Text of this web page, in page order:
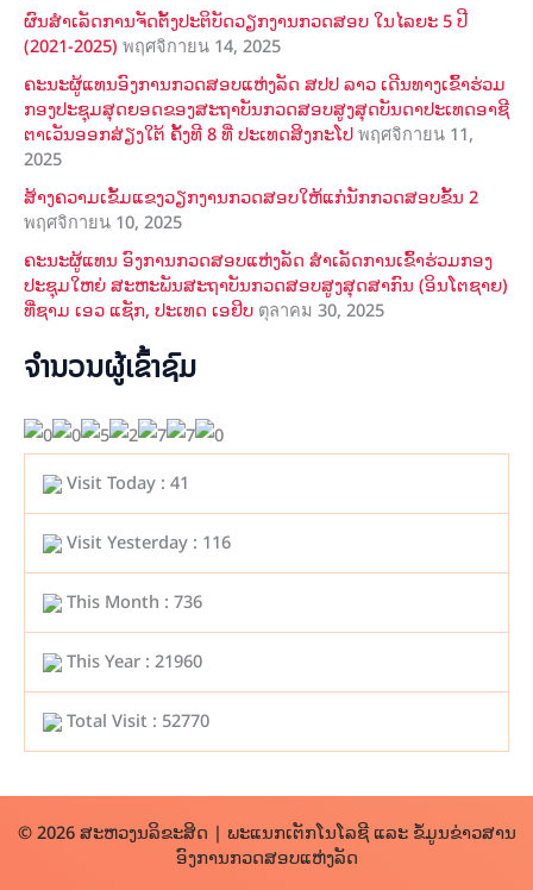
ຜົນສໍາເລັດການຈັດຕັ້ງປະຕິບັດວຽກງານກວດສອບ ໃນໄລຍະ 5 ປີ
(2021-2025) พฤศจิกายน 14, 2025
ຄະນະຜູ້ແທນອົງການກວດສອບແຫ່ງລັດ ສປປ ລາວ ເດີນທາງເຂົ້າຮ່ວມ
ກອງປະຊຸມສຸດຍອດຂອງສະຖາບັນກວດສອບສູງສຸດບັນດາປະເທດອາຊີ
ຕາເວັນອອກສ່ຽງໃຕ້ ຄັ້ງທີ 8 ທີ່ ປະເທດສິງກະໂປพฤศจิกายน 11,
2025
ສ້າງຄວາມເຂັ້ມແຂງວຽກງານກວດສອບໃຫ້ແກ່ນັກກວດສອບຂັ້ນ 2
พฤศจิกายน 10, 2025
ຄະນະຜູ້ແທນ ອົງການກວດສອບແຫ່ງລັດ ສຳເລັດການເຂົ້າຮ່ວມກອງ
ປະຊຸມໃຫຍ່ ສະຫະພັນສະຖາບັນກວດສອບສູງສຸດສາກົນ (ອິນໂຕຊາຍ)
ທີ່ຊາມ ເອວ ແຊັກ, ປະເທດ ເອຢິບ ตุลาคม 30, 2025
ຈຳນວນຜູ້ເຂົ້າຊົມ
Visit Today : 41
Visit Yesterday : 116
This Month : 736
This Year : 21960
Total Visit : 52770
© 2026 ສະຫວງນລິຂະສິດ | ພະແນກເຕັກໂນໂລຊີ ແລະ ຂໍ້ມູນຂ່າວສານ
ອົງການກວດສອບແຫ່ງລັດ